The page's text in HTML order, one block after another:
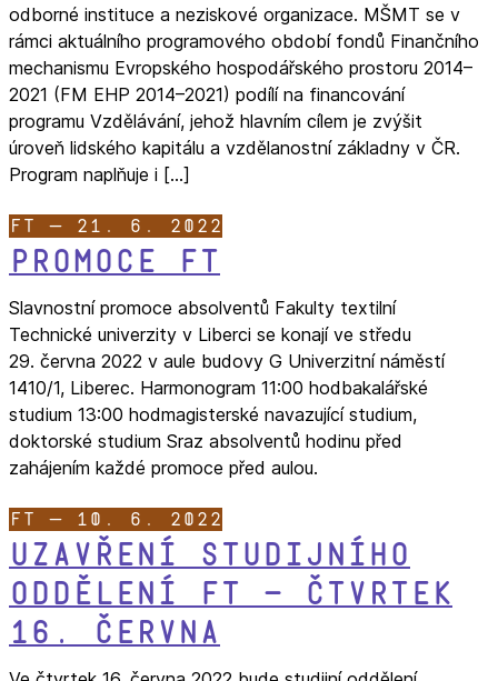
odborné instituce a neziskové organizace. MŠMT se v
rámci aktuálního programového období fondů Finančního
mechanismu Evropského hospodářského prostoru 2014–
2021 (FM EHP 2014–2021) podílí na financování
programu Vzdělávání, jehož hlavním cílem je zvýšit
úroveň lidského kapitálu a vzdělanostní základny v ČR.
Program naplňuje i […]
Promoce FT
FT — 21. 6. 2022
Slavnostní promoce absolventů Fakulty textilní
Technické univerzity v Liberci se konají ve středu
29. června 2022 v aule budovy G Univerzitní náměstí
1410/1, Liberec. Harmonogram 11:00 hodbakalářské
studium 13:00 hodmagisterské navazující studium,
doktorské studium Sraz absolventů hodinu před
zahájením každé promoce před aulou.
Uzavření studijního
oddělení FT – čtvrtek
16. června
FT — 10. 6. 2022